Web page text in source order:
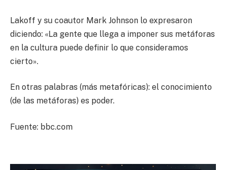
Lakoff y su coautor Mark Johnson lo expresaron
diciendo: «La gente que llega a imponer sus metáforas
en la cultura puede definir lo que consideramos
cierto».
En otras palabras (más metafóricas): el conocimiento
(de las metáforas) es poder.
Fuente: bbc.com